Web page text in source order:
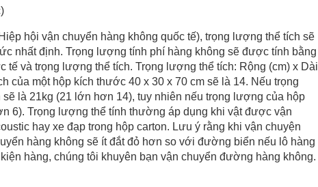
hội vận chuyển hàng không quốc tế), trọng lượng thể tích sẽ
nhất định. Trọng lượng tính phí hàng không sẽ được tính bằng
và trọng lượng thể tích. Trọng lượng thể tích: Rộng (cm) x Dài
của một hộp kích thước 40 x 30 x 70 cm sẽ là 14. Nếu trọng
là 21kg (21 lớn hơn 14), tuy nhiên nếu trọng lượng của hộp
6). Trọng lượng thể tính thường áp dụng khi vật được vận
hay xe đạp trong hộp carton. Lưu ý rằng khi vận chuyện
hàng không sẽ ít đắt đỏ hơn so với đường biển nếu lô hàng
hàng, chúng tôi khuyên bạn vận chuyển đường hàng không.